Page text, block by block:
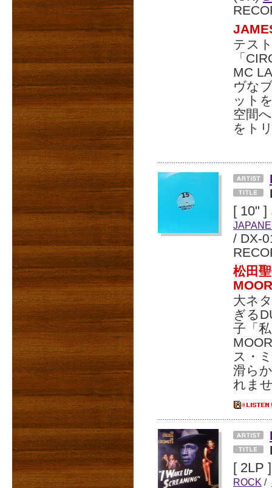
テス
「
MC
ヴな
ット
空間
をト
[ 10" ]
/ DX-
松田
大ネ
ぎる
子「
ス・
滑ら
れま
[ 2LP ]
ROCK /